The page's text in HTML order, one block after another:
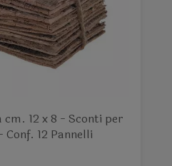
8 - Sconti per
12 Pannelli